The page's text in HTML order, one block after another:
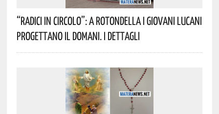
“Radici In Circolo”: A Rotondella I Giovani Lucani
Progettano Il Domani. I Dettagli